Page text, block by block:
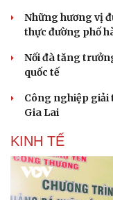
Những hương vị
thực đường phố
Nối đà tăng
quốc tế
Công nghiệp giải
Gia Lai
KINH TẾ